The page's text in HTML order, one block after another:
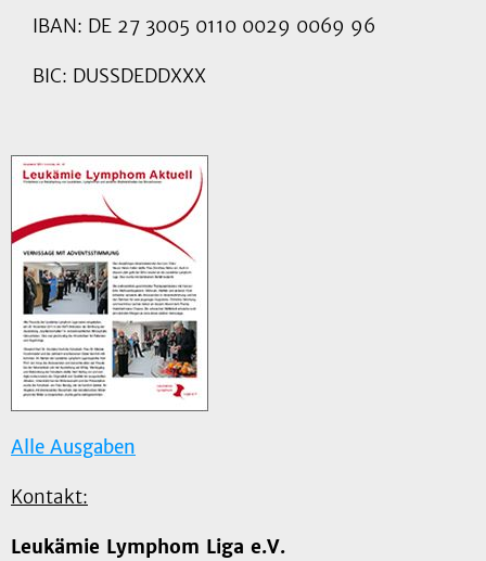
IBAN: DE 27 3005 0110 0029 0069 96
BIC: DUSSDEDDXXX
Alle Ausgaben
Kontakt:
Leukämie Lymphom Liga e.V.